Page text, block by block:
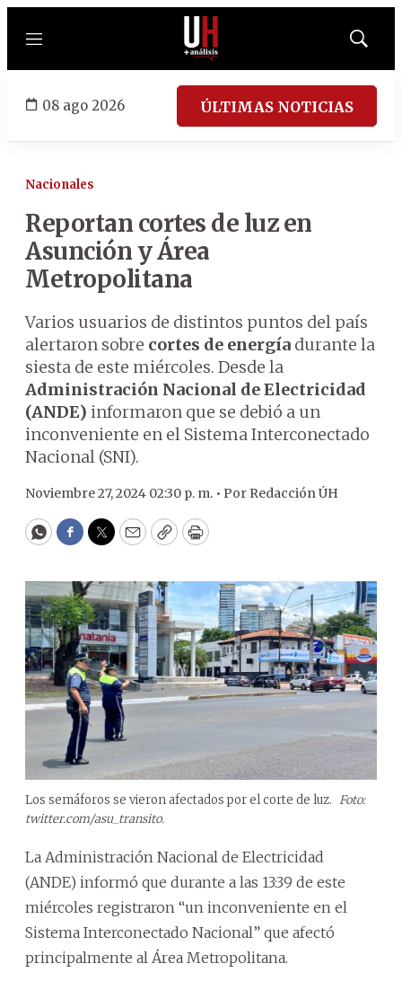
Menú
Mostrar
08 ago 2026 ÚLTIMAS NOTICIAS
Nacionales
Reportan cortes de luz en
Asunción y Área
Metropolitana
Varios usuarios de distintos puntos del país
alertaron sobre cortes de energía durante la
siesta de este miércoles. Desde la
Administración Nacional de Electricidad
(ANDE) informaron que se debió a un
inconveniente en el Sistema Interconectado
Nacional (SNI).
Noviembre 27, 2024 02:30 p. m. • Por Redacción ÚH
WhatsApp
Facebook
Twitter
EmailCopyPrint
Los semáforos se vieron afectados por el corte de luz. Foto:
twitter.com/asu_transito.
La Administración Nacional de Electricidad
(ANDE) informó que durante a las 13:39 de este
miércoles registraron “un inconveniente en el
Sistema Interconectado Nacional” que afectó
principalmente al Área Metropolitana.